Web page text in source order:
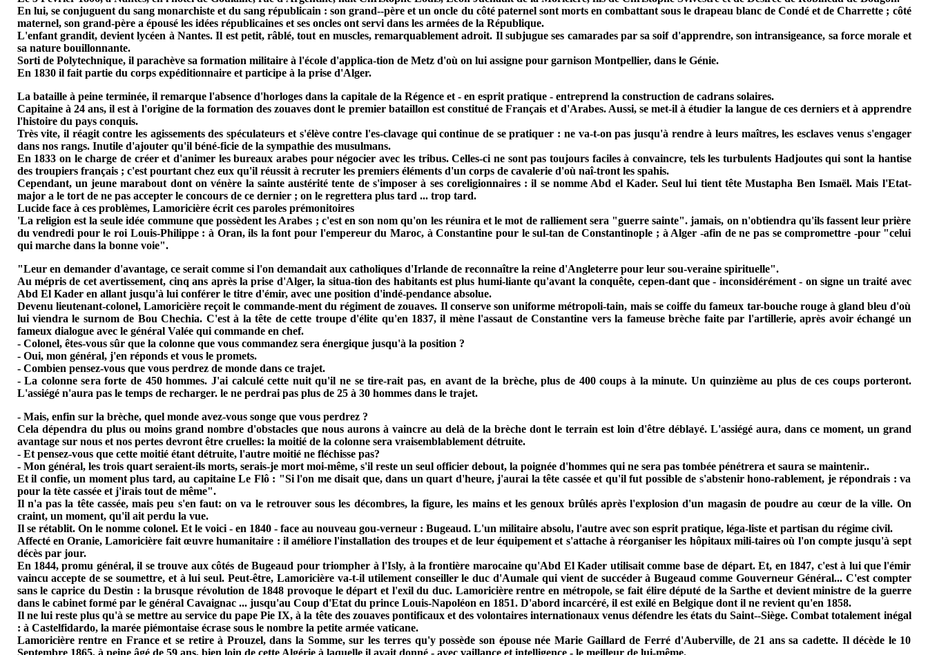
En lui, se conjuguent du sang monarchiste et du sang républicain : son grand--père et un oncle du côté paternel sont morts en combattant sous le drapeau blanc de Condé et de Charrette ; côté
maternel, son grand-père a épousé les idées républicaines et ses oncles ont servi dans les armées de la République.
L'enfant grandit, devient lycéen à Nantes. Il est petit, râblé, tout en muscles, remarquablement adroit. Il subjugue ses camarades par sa soif d'apprendre, son intransigeance, sa force morale et
sa nature bouillonnante.
Sorti de Polytechnique, il parachève sa formation militaire à l'école d'applica-tion de Metz d'où on lui assigne pour garnison Montpellier, dans le Génie.
En 1830 il fait partie du corps expéditionnaire et participe à la prise d'Alger.
La bataille à peine terminée, il remarque l'absence d'horloges dans la capitale de la Régence et - en esprit pratique - entreprend la construction de cadrans solaires.
Capitaine à 24 ans, il est à l'origine de la formation des zouaves dont le premier bataillon est constitué de Français et d'Arabes. Aussi, se met-il à étudier la langue de ces derniers et à apprendre
l'histoire du pays conquis.
Très vite, il réagit contre les agissements des spéculateurs et s'élève contre l'es-clavage qui continue de se pratiquer : ne va-t-on pas jusqu'à rendre à leurs maîtres, les esclaves venus s'engager
dans nos rangs. Inutile d'ajouter qu'il béné-ficie de la sympathie des musulmans.
En 1833 on le charge de créer et d'animer les bureaux arabes pour négocier avec les tribus. Celles-ci ne sont pas toujours faciles à convaincre, tels les turbulents Hadjoutes qui sont la hantise
des troupiers français ; c'est pourtant chez eux qu'il réussit à recruter les premiers éléments d'un corps de cavalerie d'où naî-tront les spahis.
Cependant, un jeune marabout dont on vénère la sainte austérité tente de s'imposer à ses coreligionnaires : il se nomme Abd el Kader. Seul lui tient tête Mustapha Ben Ismaël. Mais l'Etat-
major a le tort de ne pas accepter le concours de ce dernier ; on le regrettera plus tard ... trop tard.
Lucide face à ces problèmes, Lamoricière écrit ces paroles prémonitoires
'La religion est la seule idée commune que possèdent les Arabes ; c'est en son nom qu'on les réunira et le mot de ralliement sera "guerre sainte". jamais, on n'obtiendra qu'ils fassent leur prière
du vendredi pour le roi Louis-Philippe : à Oran, ils la font pour l'empereur du Maroc, à Constantine pour le sul-tan de Constantinople ; à Alger -afin de ne pas se compromettre -pour "celui
qui marche dans la bonne voie".
"Leur en demander d'avantage, ce serait comme si l'on demandait aux catholiques d'Irlande de reconnaître la reine d'Angleterre pour leur sou-veraine spirituelle".
Au mépris de cet avertissement, cinq ans après la prise d'Alger, la situa-tion des habitants est plus humi-liante qu'avant la conquête, cepen-dant que - inconsidérément - on signe un traité avec
Abd El Kader en allant jusqu'à lui conférer le titre d'émir, avec une position d'indé-pendance absolue.
Devenu lieutenant-colonel, Lamoricière reçoit le commande-ment du régiment de zouaves. Il conserve son uniforme métropoli-tain, mais se coiffe du fameux tar-bouche rouge à gland bleu d'où
lui viendra le surnom de Bou Chechia. C'est à la tête de cette troupe d'élite qu'en 1837, il mène l'assaut de Constantine vers la fameuse brèche faite par l'artillerie, après avoir échangé un
fameux dialogue avec le général Valée qui commande en chef.
- Colonel, êtes-vous sûr que la colonne que vous commandez sera énergique jusqu'à la position ?
- Oui, mon général, j'en réponds et vous le promets.
- Combien pensez-vous que vous perdrez de monde dans ce trajet.
- La colonne sera forte de 450 hommes. J'ai calculé cette nuit qu'il ne se tire-rait pas, en avant de la brèche, plus de 400 coups à la minute. Un quinzième au plus de ces coups porteront.
L'assiégé n'aura pas le temps de recharger. le ne perdrai pas plus de 25 à 30 hommes dans le trajet.
- Mais, enfin sur la brèche, quel monde avez-vous songe que vous perdrez ?
Cela dépendra du plus ou moins grand nombre d'obstacles que nous aurons à vaincre au delà de la brèche dont le terrain est loin d'être déblayé. L'assiégé aura, dans ce moment, un grand
avantage sur nous et nos pertes devront être cruelles: la moitié de la colonne sera vraisemblablement détruite.
- Et pensez-vous que cette moitié étant détruite, l'autre moitié ne fléchisse pas?
- Mon général, les trois quart seraient-ils morts, serais-je mort moi-même, s'il reste un seul officier debout, la poignée d'hommes qui ne sera pas tombée pénétrera et saura se maintenir..
Et il confie, un moment plus tard, au capitaine Le Flô : "Si l'on me disait que, dans un quart d'heure, j'aurai la tête cassée et qu'il fut possible de s'abstenir hono-rablement, je répondrais : va
pour la tète cassée et j'irais tout de même".
Il n'a pas la tête cassée, mais peu s'en faut: on va le retrouver sous les décombres, la figure, les mains et les genoux brûlés après l'explosion d'un magasin de poudre au cœur de la ville. On
craint, un moment, qu'il ait perdu la vue.
Il se rétablit. On le nomme colonel. Et le voici - en 1840 - face au nouveau gou-verneur : Bugeaud. L'un militaire absolu, l'autre avec son esprit pratique, léga-liste et partisan du régime civil.
Affecté en Oranie, Lamoricière fait œuvre humanitaire : il améliore l'installation des troupes et de leur équipement et s'attache à réorganiser les hôpitaux mili-taires où l'on compte jusqu'à sept
décès par jour.
En 1844, promu général, il se trouve aux côtés de Bugeaud pour triompher à l'Isly, à la frontière marocaine qu'Abd El Kader utilisait comme base de départ. Et, en 1847, c'est à lui que l'émir
vaincu accepte de se soumettre, et à lui seul. Peut-être, Lamoricière va-t-il utilement conseiller le duc d'Aumale qui vient de succéder à Bugeaud comme Gouverneur Général... C'est compter
sans le caprice du Destin : la brusque révolution de 1848 provoque le départ et l'exil du duc. Lamoricière rentre en métropole, se fait élire député de la Sarthe et devient ministre de la guerre
dans le cabinet formé par le général Cavaignac ... jusqu'au Coup d'Etat du prince Louis-Napoléon en 1851. D'abord incarcéré, il est exilé en Belgique dont il ne revient qu'en 1858.
Il ne lui reste plus qu'à se mettre au service du pape Pie IX, à la tête des zouaves pontificaux et des volontaires internationaux venus défendre les états du Saint--Siège. Combat totalement inégal
: à Castelfidardo, la marée piémontaise écrase sous le nombre la petite armée vaticane.
Lamoricière rentre en France et se retire à Prouzel, dans la Somme, sur les terres qu'y possède son épouse née Marie Gaillard de Ferré d'Auberville, de 21 ans sa cadette. Il décède le 10
Septembre 1865, à peine âgé de 59 ans, bien loin de cette Algérie à laquelle il avait donné - avec vaillance et intelligence - le meilleur de lui-même.